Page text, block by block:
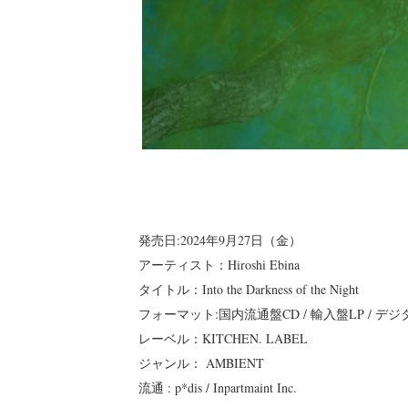
発売日:2024年9月27日（金）
アーティスト：Hiroshi Ebina
タイトル：Into the Darkness of the Night
フォーマット:国内流通盤CD / 輸入盤LP / デジ
レーベル：KITCHEN. LABEL
ジャンル： AMBIENT
流通 : p*dis / Inpartmaint Inc.